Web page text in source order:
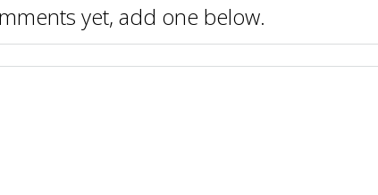
yet, add one below.